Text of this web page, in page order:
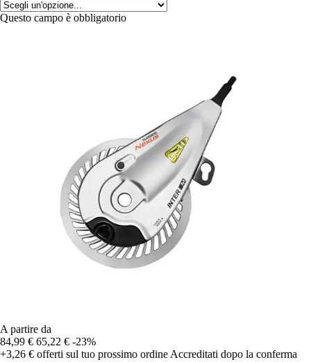
Questo campo è obbligatorio
A partire da
84,99 € 65,22 € -23%
+3,26 € offerti sul tuo prossimo ordineAccreditati dopo la conferma